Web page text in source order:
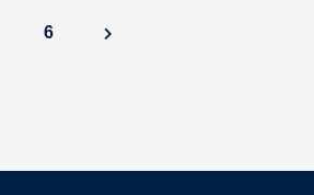
6